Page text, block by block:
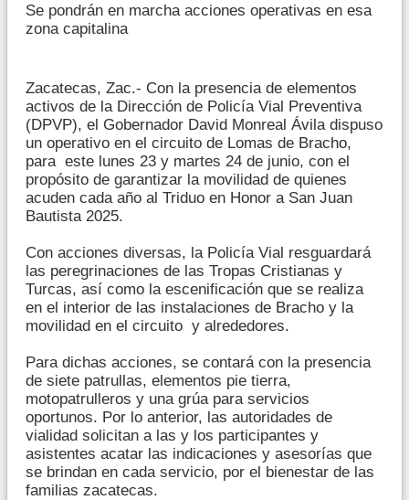
Se pondrán en marcha acciones operativas en esa
zona capitalina
Zacatecas, Zac.- Con la presencia de elementos
activos de la Dirección de Policía Vial Preventiva
(DPVP), el Gobernador David Monreal Ávila dispuso
un operativo en el circuito de Lomas de Bracho,
para este lunes 23 y martes 24 de junio, con el
propósito de garantizar la movilidad de quienes
acuden cada año al Triduo en Honor a San Juan
Bautista 2025.
Con acciones diversas, la Policía Vial resguardará
las peregrinaciones de las Tropas Cristianas y
Turcas, así como la escenificación que se realiza
en el interior de las instalaciones de Bracho y la
movilidad en el circuito y alrededores.
Para dichas acciones, se contará con la presencia
de siete patrullas, elementos pie tierra,
motopatrulleros y una grúa para servicios
oportunos. Por lo anterior, las autoridades de
vialidad solicitan a las y los participantes y
asistentes acatar las indicaciones y asesorías que
se brindan en cada servicio, por el bienestar de las
familias zacatecas.